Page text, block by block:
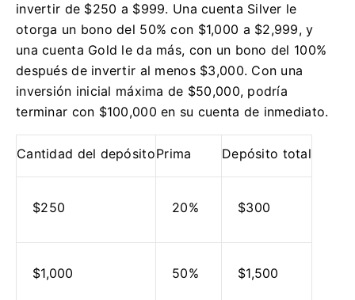
invertir de $250 a $999. Una cuenta Silver le
otorga un bono del 50% con $1,000 a $2,999, y
una cuenta Gold le da más, con un bono del 100%
después de invertir al menos $3,000. Con una
inversión inicial máxima de $50,000, podría
terminar con $100,000 en su cuenta de inmediato.
Cantidad del depósitoPrima Depósito total
$250 20% $300
$1,000 50% $1,500